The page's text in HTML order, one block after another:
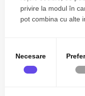
privire la modul în
pot combina cu alte
Necesare